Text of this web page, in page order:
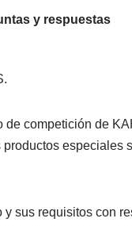
y respuestas
de competición de
sus requisitos con